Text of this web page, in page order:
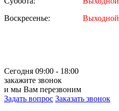
Воскресенье:
Выходной
Сегодня 09:00 - 18:00
закажите звонок
и мы Вам перезвоним
Задать вопрос Заказать звонок